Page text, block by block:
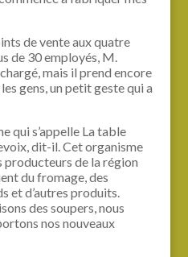
de vente aux quatre
de 30 employés, M.
mais il prend encore
gens, un petit geste qui a
qui s’appelle La table
dit-il. Cet organisme
producteurs de la région
du fromage, des
et d’autres produits.
des soupers, nous
nos nouveaux